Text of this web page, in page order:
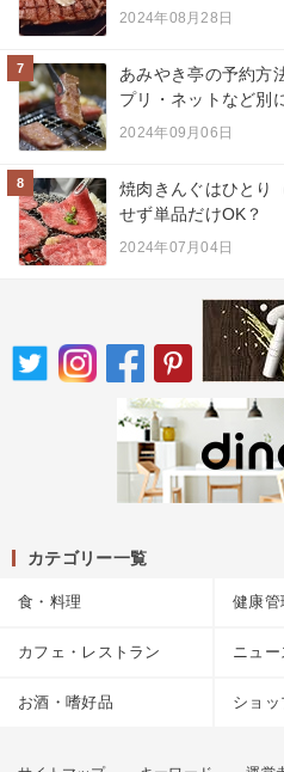
2024年08月28日
7
あみやき亭の予約方
プリ・ネットなど別
2024年09月06日
8
焼肉きんぐはひとり
せず単品だけOK？
2024年07月04日
カテゴリー一覧
食・料理 健康管
カフェ・レストラン ニュー
お酒・嗜好品 ショッ